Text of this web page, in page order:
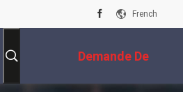
French
Demande De